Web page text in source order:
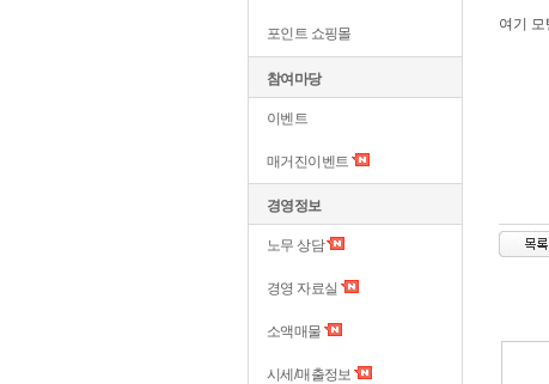
포인트 쇼핑몰
참여마당
이벤트
매거진이벤트
경영정보
노무 상담
경영 자료실
소액매물
시세/매출정보
여기